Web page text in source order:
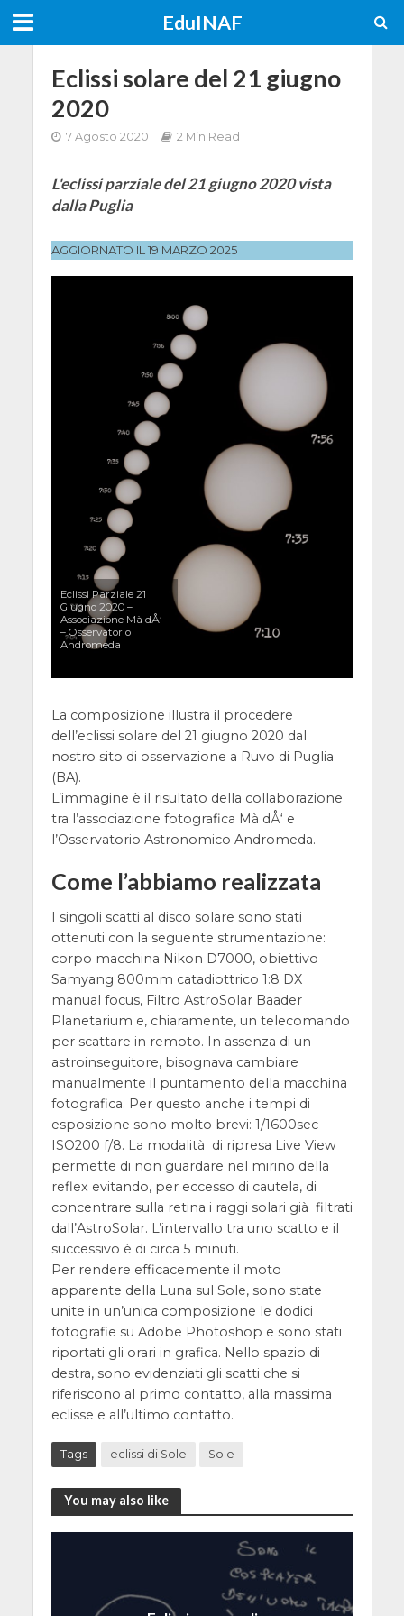
EduINAF
Eclissi solare del 21 giugno
2020
7 Agosto 2020 2 Min Read
L'eclissi parziale del 21 giugno 2020 vista
dalla Puglia
AGGIORNATO IL 19 MARZO 2025
Eclissi Parziale 21
Giugno 2020 –
Associazione Mà dÅ‘
– Osservatorio
Andromeda
La composizione illustra il procedere
dell’eclissi solare del 21 giugno 2020 dal
nostro sito di osservazione a Ruvo di Puglia
(BA).
L’immagine è il risultato della collaborazione
tra l’associazione fotografica Mà dÅ‘ e
l’Osservatorio Astronomico Andromeda.
Come l’abbiamo realizzata
I singoli scatti al disco solare sono stati
ottenuti con la seguente strumentazione:
corpo macchina Nikon D7000, obiettivo
Samyang 800mm catadiottrico 1:8 DX
manual focus, Filtro AstroSolar Baader
Planetarium e, chiaramente, un telecomando
per scattare in remoto. In assenza di un
astroinseguitore, bisognava cambiare
manualmente il puntamento della macchina
fotografica. Per questo anche i tempi di
esposizione sono molto brevi: 1/1600sec
ISO200 f/8. La modalità di ripresa Live View
permette di non guardare nel mirino della
reflex evitando, per eccesso di cautela, di
concentrare sulla retina i raggi solari già filtrati
dall’AstroSolar. L’intervallo tra uno scatto e il
successivo è di circa 5 minuti.
Per rendere efficacemente il moto
apparente della Luna sul Sole, sono state
unite in un’unica composizione le dodici
fotografie su Adobe Photoshop e sono stati
riportati gli orari in grafica. Nello spazio di
destra, sono evidenziati gli scatti che si
riferiscono al primo contatto, alla massima
eclisse e all’ultimo contatto.
Tags eclissi di Sole Sole
You may also like